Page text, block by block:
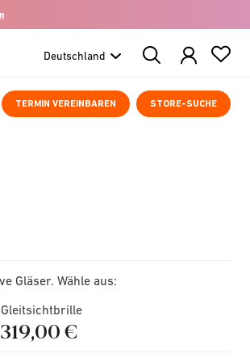
Search
Products
TERMIN VEREINBAREN STORE-SUCHE
Gläser. Wähle aus:
Gleitsichtbrille
319,00 €